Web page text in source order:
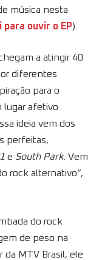
música nesta
para ouvir o EP).
a atingir 40
diferentes
para o
lugar afetivo
ideia vem dos
perfeitas,
e South Park. Vem
rock alternativo”,
do rock
de peso na
da MTV Brasil, ele